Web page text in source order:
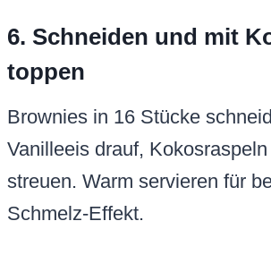
6. Schneiden und mit
toppen
Brownies in 16 Stücke
Vanilleeis drauf,
streuen. Warm servieren für
Schmelz-Effekt.